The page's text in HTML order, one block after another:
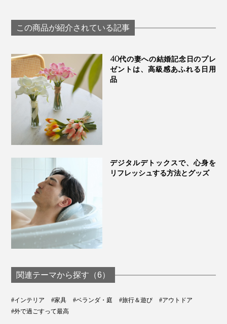
ア」｜Lafuma
「バカンスチェア」
｜Lafuma
この商品が紹介されている記事
40代の妻への結婚記念日のプレ
ゼントは、高級感あふれる日用
品
デジタルデトックスで、心身を
リフレッシュする方法とグッズ
関連テーマから探す（6）
#インテリア #家具 #ベランダ・庭 #旅行＆遊び
#アウトドア
#外で過ごすって最高